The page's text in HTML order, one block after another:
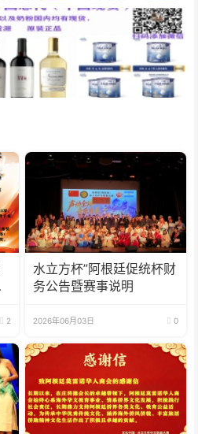
2
水立方杯”阿根廷促统杯财
务公告暨赛事说明
2026年06月03日 0